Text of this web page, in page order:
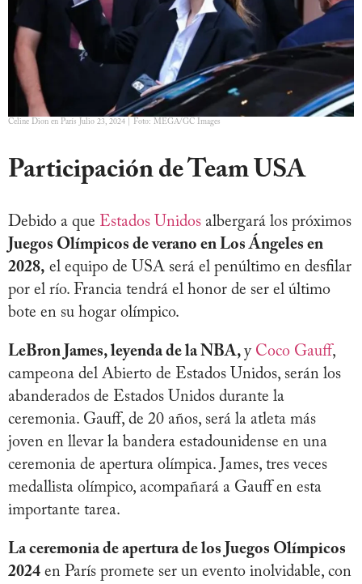
Celine Dion en París Julio 23, 2024 | Foto: MEGA/GC Images
Participación de Team USA
Debido a que Estados Unidos albergará los próximos
Juegos Olímpicos de verano en Los Ángeles en
2028, el equipo de USA será el penúltimo en desfilar
por el río. Francia tendrá el honor de ser el último
bote en su hogar olímpico.
LeBron James, leyenda de la NBA, y Coco Gauff,
campeona del Abierto de Estados Unidos, serán los
abanderados de Estados Unidos durante la
ceremonia. Gauff, de 20 años, será la atleta más
joven en llevar la bandera estadounidense en una
ceremonia de apertura olímpica. James, tres veces
medallista olímpico, acompañará a Gauff en esta
importante tarea.
La ceremonia de apertura de los Juegos Olímpicos
2024 en París promete ser un evento inolvidable, con